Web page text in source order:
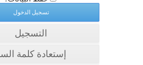
التسجيل
إستعادة كلمة السر